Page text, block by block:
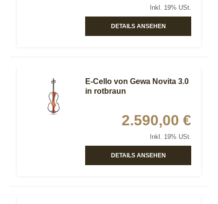
Inkl. 19% USt.
DETAILS ANSEHEN
E-Cello von Gewa Novita 3.0
in rotbraun
2.590,00 €
Inkl. 19% USt.
DETAILS ANSEHEN